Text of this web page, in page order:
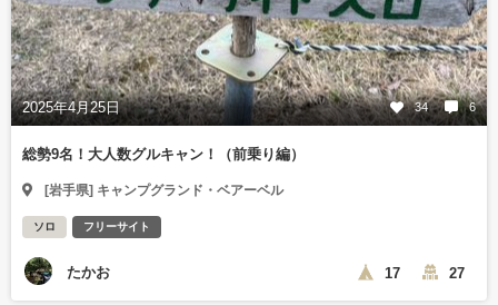
2025年4月25日 34 6
総勢9名！大人数グルキャン！（前乗り編）
[岩手県] キャンプグランド・ベアーベル
ソロ フリーサイト
たかお 17 27